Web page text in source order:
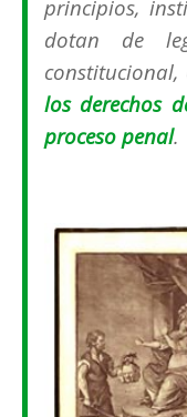
principios,
dotan de
constitucional,
los derechos
proceso penal.